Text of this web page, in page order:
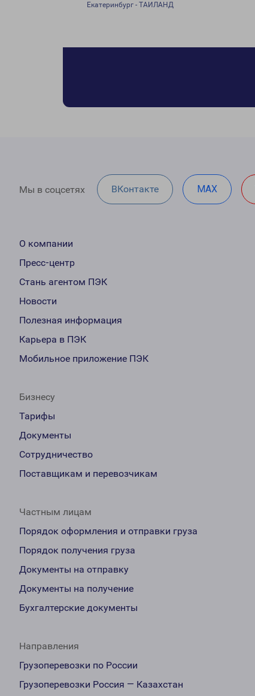
Екатеринбург - ТАИЛАНД
Мы в соцсетях ВКонтакте MAX
О компании
Пресс-центр
Стань агентом ПЭК
Новости
Полезная информация
Карьера в ПЭК
Мобильное приложение ПЭК
Бизнесу
Тарифы
Документы
Сотрудничество
Поставщикам и перевозчикам
Частным лицам
Порядок оформления и отправки груза
Порядок получения груза
Документы на отправку
Документы на получение
Бухгалтерские документы
Направления
Грузоперевозки по России
Грузоперевозки Россия — Казахстан